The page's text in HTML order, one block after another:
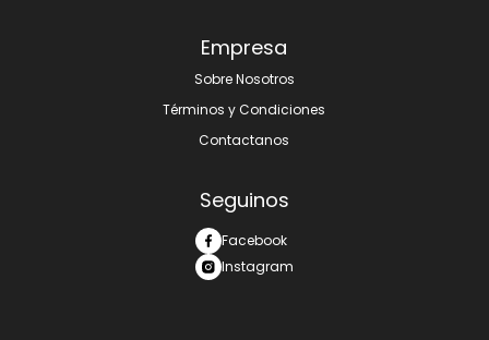
Empresa
Sobre Nosotros
Términos y Condiciones
Contactanos
Seguinos
Facebook
Instagram